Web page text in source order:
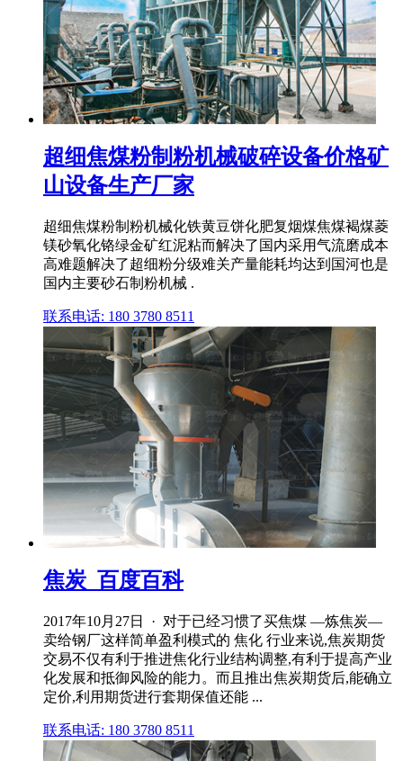
超细焦煤粉制粉机械破碎设备价格矿
山设备生产厂家
超细焦煤粉制粉机械化铁黄豆饼化肥复烟煤焦煤褐煤菱
镁砂氧化铬绿金矿红泥粘而解决了国内采用气流磨成本
高难题解决了超细粉分级难关产量能耗均达到国河也是
国内主要砂石制粉机械 .
联系电话: 180 3780 8511
焦炭_百度百科
2017年10月27日 · 对于已经习惯了买焦煤 —炼焦炭—
卖给钢厂这样简单盈利模式的 焦化 行业来说,焦炭期货
交易不仅有利于推进焦化行业结构调整,有利于提高产业
化发展和抵御风险的能力。而且推出焦炭期货后,能确立
定价,利用期货进行套期保值还能 ...
联系电话: 180 3780 8511